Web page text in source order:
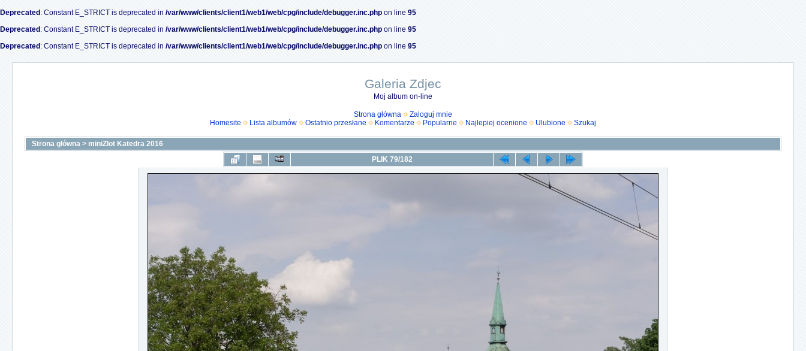
Deprecated : Constant E_STRICT is deprecated in /var/www/clients/client1/web1/web/cpg/include/debugger.inc.php on line 95
Deprecated : Constant E_STRICT is deprecated in /var/www/clients/client1/web1/web/cpg/include/debugger.inc.php on line 95
Deprecated : Constant E_STRICT is deprecated in /var/www/clients/client1/web1/web/cpg/include/debugger.inc.php on line 95
Galeria Zdjec
Moj album on-line
Strona główna
Zaloguj mnie
Homesite
Lista albumów Ostatnio przesłane Komentarze Popularne Najlepiej ocenione Ulubione Szukaj
Strona główna > miniZlot Katedra 2016
PLIK 79/182